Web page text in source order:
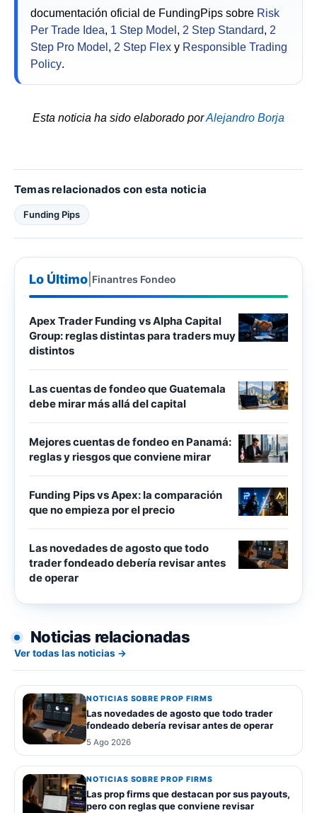
documentación oficial de FundingPips sobre Risk
Per Trade Idea, 1 Step Model , 2 Step Standard, 2
Step Pro Model , 2 Step Flex y Responsible Trading
Policy.
Esta noticia ha sido elaborado porAlejandro Borja
Temas relacionados con esta noticia
Funding Pips
Lo Último Finantres Fondeo
Apex Trader Funding vs Alpha Capital
Group: reglas distintas para traders muy
distintos
Las cuentas de fondeo que Guatemala
debe mirar más allá del capital
Mejores cuentas de fondeo en Panamá:
reglas y riesgos que conviene mirar
Funding Pips vs Apex: la comparación
que no empieza por el precio
Las novedades de agosto que todo
trader fondeado debería revisar antes
de operar
Noticias relacionadas
Ver todas las noticias →
NOTICIAS SOBRE PROP FIRMS
Las novedades de agosto que todo trader
fondeado debería revisar antes de operar
5 Ago 2026
NOTICIAS SOBRE PROP FIRMS
Las prop firms que destacan por sus payouts,
pero con reglas que conviene revisar